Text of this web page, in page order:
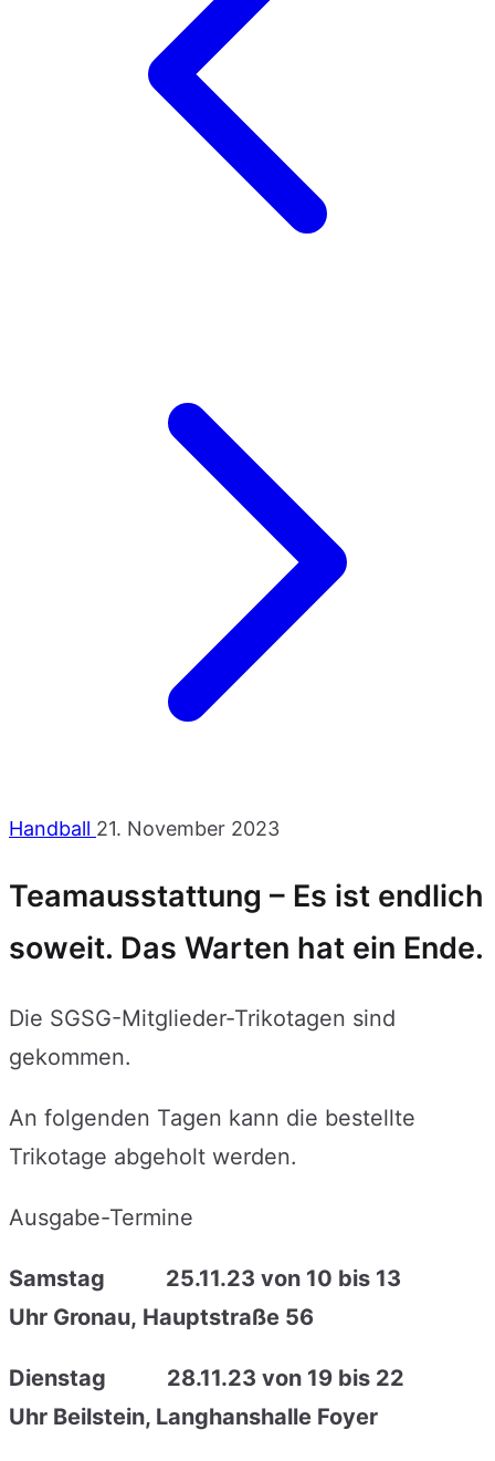
Handball 21. November 2023
Teamausstattung – Es ist endlich
soweit. Das Warten hat ein Ende.
Die SGSG-Mitglieder-Trikotagen sind
gekommen.
An folgenden Tagen kann die bestellte
Trikotage abgeholt werden.
Ausgabe-Termine
Samstag 25.11.23 von 10 bis 13
Uhr Gronau, Hauptstraße 56
Dienstag 28.11.23 von 19 bis 22
Uhr Beilstein, Langhanshalle Foyer